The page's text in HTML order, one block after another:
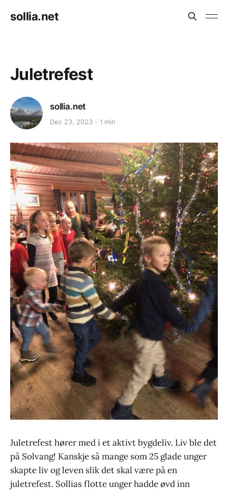
sollia.net
Juletrefest
sollia.net
Dec 23, 2023 1 min
Juletrefest hører med i et aktivt bygdeliv. Liv ble det
på Solvang! Kanskje så mange som 25 glade unger
skapte liv og leven slik det skal være på en
juletrefest. Sollias flotte unger hadde øvd inn